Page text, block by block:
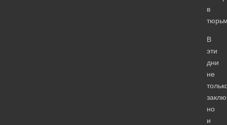
в
В
эти
дни
не
но
и